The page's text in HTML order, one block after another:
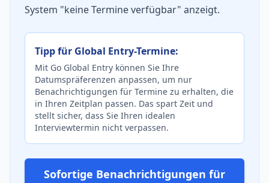
System "keine Termine verfügbar" anzeigt.
Tipp für Global Entry-Termine:
Mit Go Global Entry können Sie Ihre
Datumspräferenzen anpassen, um nur
Benachrichtigungen für Termine zu erhalten, die
in Ihren Zeitplan passen. Das spart Zeit und
stellt sicher, dass Sie Ihren idealen
Interviewtermin nicht verpassen.
Sofortige Benachrichtigungen für